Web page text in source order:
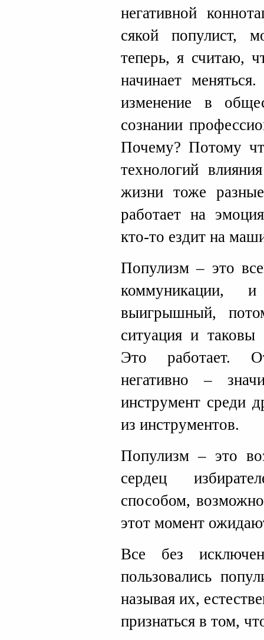
негативной
сякой популист,
теперь, я считаю,
начинает
изменение в
сознании
Почему? Потому
технологий
жизни тоже
работает на
кто-то ездит на
Популизм – это
коммуникации,
выигрышный,
ситуация и таковы
Это работает.
негативно –
инструмент среди
из инструментов.
Популизм – это
сердец
способом,
этот момент
Все без
пользовались
называя их,
признаться в том,